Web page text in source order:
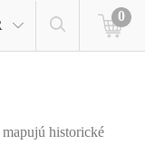
0
historické